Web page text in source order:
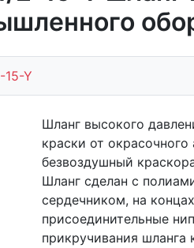
15-Y
Шланг высокого
краски от окрасочного
безвоздушный
Шланг сделан с
сердечником, на
присоединительные
прикручивания шланга